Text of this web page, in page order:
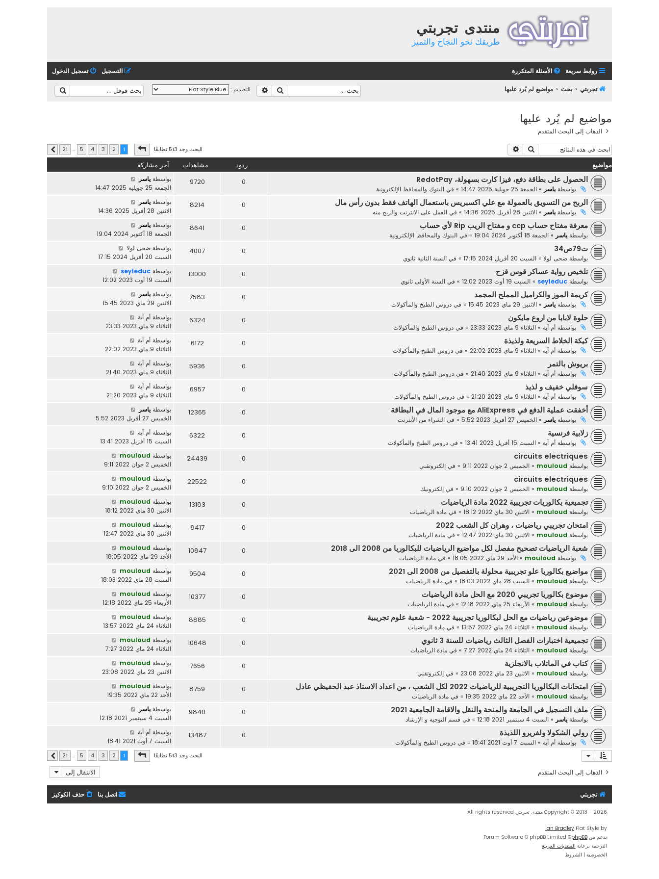
منتدى تجربتي
طريقك نحو النجاح والتميز
روابط سريعة الأسئلة المتكررة تسجيل الدخول التسجيل
تجربتي بحث مواضيع لم يُرد عليها التصميم : بحث بحث متقدم
مواضيع لم يُرد عليها
الذهاب إلى البحث المتقدم
بحث البحث وجد 513 تطابقًا صفحة من21
1
2
3
4
5
…
21 التالي
مواضيع ردود مشاهدات آخر مشاركة
الحصول على بطاقة دفع، فيزا كارت بسهولة، RedotPay
بواسطة ياسر » الجمعة 25 جويلية 2025 14:47 » في البنوك والمحافظ الإلكترونية
0
9720 بواسطة ياسر
الجمعة 25 جويلية 2025 14:47
الربح من التسويق بالعمولة مع علي اكسبريس باستعمال الهاتف فقط بدون رأس مال
بواسطة ياسر » الاثنين 28 أفريل 2025 14:36 » في العمل على الانترنت والربح منه
0
8214 بواسطة ياسر
الاثنين 28 أفريل 2025 14:36
معرفة مفتاح حساب ccp و مفتاح الريب Rip لأي حساب
بواسطة ياسر » الجمعة 18 أكتوبر 2024 19:04 » في البنوك والمحافظ الإلكترونية
0
8641 بواسطة ياسر
الجمعة 18 أكتوبر 2024 19:04
ت79ص34
بواسطة ضحى لولا » السبت 20 أفريل 2024 17:15 » في السنة الثانية ثانوي
0
4007 بواسطة ضحى لولا
السبت 20 أفريل 2024 17:15
تلخيص رواية عساكر قوس قزح
بواسطة seyfeduc
» السبت 19 أوت 2023 12:02 » في السنة الأولى ثانوي
0
13000 بواسطة seyfeduc
السبت 19 أوت 2023 12:02
كريمة الموز والكراميل المملح المجمد
بواسطة ياسر » الاثنين 29 ماي 2023 15:45 » في دروس الطبخ والمأكولات
0
7583 بواسطة ياسر
الاثنين 29 ماي 2023 15:45
حلوة لابابا من اروع مايكون
بواسطة أم آية » الثلاثاء 9 ماي 2023 23:33 » في دروس الطبخ والمأكولات
0
6324 بواسطة أم آية
الثلاثاء 9 ماي 2023 23:33
كيكة الخلاط السريعة ولذيذة
بواسطة أم آية » الثلاثاء 9 ماي 2023 22:02 » في دروس الطبخ والمأكولات
0
6172 بواسطة أم آية
الثلاثاء 9 ماي 2023 22:02
بريوش بالتمر
بواسطة أم آية » الثلاثاء 9 ماي 2023 21:40 » في دروس الطبخ والمأكولات
0
5936 بواسطة أم آية
الثلاثاء 9 ماي 2023 21:40
سوفلي خفيف و لذيذ
بواسطة أم آية » الثلاثاء 9 ماي 2023 21:20 » في دروس الطبخ والمأكولات
0
6957 بواسطة أم آية
الثلاثاء 9 ماي 2023 21:20
أخفقت عملية الدفع في AliExpress مع موجود المال في البطاقة
بواسطة ياسر » الخميس 27 أفريل 2023 5:52 » في الشراء من الأنترنت
0
12365 بواسطة ياسر
الخميس 27 أفريل 2023 5:52
زلابية فرنسية
بواسطة أم آية » السبت 15 أفريل 2023 13:41 » في دروس الطبخ والمأكولات
0
6322 بواسطة أم آية
السبت 15 أفريل 2023 13:41
circuits electriques
بواسطة mouloud
» الخميس 2 جوان 2022 9:11 » في إلكتروتقني
0
24439 بواسطة mouloud
الخميس 2 جوان 2022 9:11
circuits electriques
بواسطة mouloud
» الخميس 2 جوان 2022 9:10 » في إلكترونيك
0
22522 بواسطة mouloud
الخميس 2 جوان 2022 9:10
تجميعية بكالوريات تجريبية 2022 مادة الرياضيات
بواسطة mouloud
» الاثنين 30 ماي 2022 18:12 » في مادة الرياضيات
0
13183 بواسطة mouloud
الاثنين 30 ماي 2022 18:12
امتحان تجريبي رياضيات ، وهران كل الشعب 2022
بواسطة mouloud
» الاثنين 30 ماي 2022 12:47 » في مادة الرياضيات
0
8417 بواسطة mouloud
الاثنين 30 ماي 2022 12:47
شعبة الرياضيات تصحيح مفصل لكل مواضيع الرياضيات للبكالوريا من 2008 الى 2018
بواسطة mouloud
» الأحد 29 ماي 2022 18:05 » في مادة الرياضيات
0
10847 بواسطة mouloud
الأحد 29 ماي 2022 18:05
مواضيع بكالوريا علو تجريبية محلولة بالتفصيل من 2008 الى 2021
بواسطة mouloud
» السبت 28 ماي 2022 18:03 » في مادة الرياضيات
0
9504 بواسطة mouloud
السبت 28 ماي 2022 18:03
موضوع بكالوريا تجريبي 2020 مع الحل مادة الرياضيات
بواسطة mouloud
» الأربعاء 25 ماي 2022 12:18 » في مادة الرياضيات
0
10377 بواسطة mouloud
الأربعاء 25 ماي 2022 12:18
موضوعين رياضيات مع الحل لبكالوريا تجريبية 2022 - شعبة علوم تجريبية
بواسطة mouloud
» الثلاثاء 24 ماي 2022 13:57 » في مادة الرياضيات
0
8885 بواسطة mouloud
الثلاثاء 24 ماي 2022 13:57
تجميعية اختبارات الفصل الثالث رياضيات للسنة 3 ثانوي
بواسطة mouloud
» الثلاثاء 24 ماي 2022 7:27 » في مادة الرياضيات
0
10648 بواسطة mouloud
الثلاثاء 24 ماي 2022 7:27
كتاب في الماتلاب بالانجلزية
بواسطة mouloud
» الاثنين 23 ماي 2022 23:08 » في إلكتروتقني
0
7656 بواسطة mouloud
الاثنين 23 ماي 2022 23:08
امتحانات البكالوريا التجريبية للرياضيات 2022 لكل الشعب ، من اعداد الاستاذ عبد الحفيظي عادل
بواسطة mouloud
» الأحد 22 ماي 2022 19:35 » في مادة الرياضيات
0
8759 بواسطة mouloud
الأحد 22 ماي 2022 19:35
ملف التسجيل في الجامعة والمنحة والنقل والاقامة الجامعية 2021
بواسطة ياسر » السبت 4 سبتمبر 2021 12:18 » في قسم التوجيه و الإرشاد
0
9840 بواسطة ياسر
السبت 4 سبتمبر 2021 12:18
رولي الشكولا ولفريرو اللذيذة
بواسطة أم آية » السبت 7 أوت 2021 18:41 » في دروس الطبخ والمأكولات
0
13487 بواسطة أم آية
السبت 7 أوت 2021 18:41
البحث وجد 513 تطابقًا صفحة من21
1
2
3
4
5
…
21 التالي
الذهاب إلى البحث المتقدم الانتقال إلى
تجربتي حذف الكوكيز اتصل بنا
Copyright © 2013 - 2026 منتدى تجربتي All rights reserved.
Flat Style by
Ian Bradley
بدعم من phpBB
® Forum Software © phpBB Limited
الترجمة برعاية المنتديات العربية
الخصوصية | الشروط